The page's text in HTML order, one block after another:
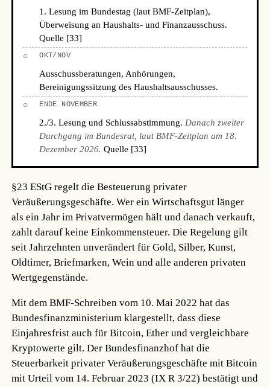
1. Lesung im Bundestag (laut BMF-Zeitplan),
Überweisung an Haushalts- und Finanzausschuss.
Quelle [33]
○ OKT/NOV
Ausschussberatungen, Anhörungen,
Bereinigungssitzung des Haushaltsausschusses.
○ ENDE NOVEMBER
2./3. Lesung und Schlussabstimmung. Danach zweiter
Durchgang im Bundesrat, laut BMF-Zeitplan am 18.
Dezember 2026. Quelle [33]
§23 EStG regelt die Besteuerung privater
Veräußerungsgeschäfte. Wer ein Wirtschaftsgut länger
als ein Jahr im Privatvermögen hält und danach verkauft,
zahlt darauf keine Einkommensteuer. Die Regelung gilt
seit Jahrzehnten unverändert für Gold, Silber, Kunst,
Oldtimer, Briefmarken, Wein und alle anderen privaten
Wertgegenstände.
Mit dem BMF-Schreiben vom 10. Mai 2022 hat das
Bundesfinanzministerium klargestellt, dass diese
Einjahresfrist auch für Bitcoin, Ether und vergleichbare
Kryptowerte gilt. Der Bundesfinanzhof hat die
Steuerbarkeit privater Veräußerungsgeschäfte mit Bitcoin
mit Urteil vom 14. Februar 2023 (IX R 3/22) bestätigt und